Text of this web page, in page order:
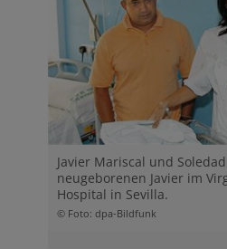
Javier Mariscal und
neugeborenen Javier im
Hospital in Sevilla.
© Foto: dpa-Bildfunk